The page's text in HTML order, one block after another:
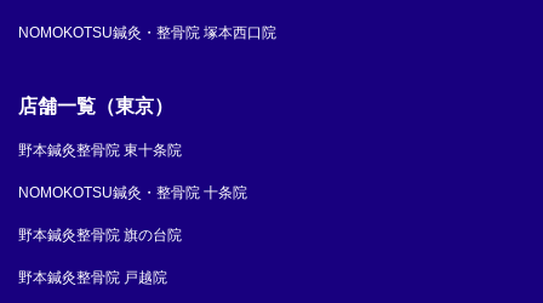
NOMOKOTSU鍼灸・整骨院 塚本西口院
店舗一覧（東京）
野本鍼灸整骨院 東十条院
NOMOKOTSU鍼灸・整骨院 十条院
野本鍼灸整骨院 旗の台院
野本鍼灸整骨院 戸越院